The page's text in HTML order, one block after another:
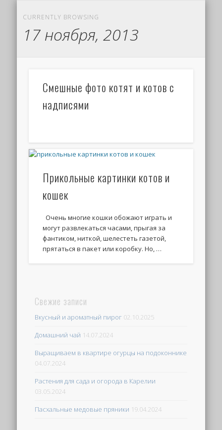
CURRENTLY BROWSING
17 ноября, 2013
Смешные фото котят и котов с
надписями
Прикольные картинки котов и
кошек
Очень многие кошки обожают играть и
могут развлекаться часами, прыгая за
фантиком, ниткой, шелестеть газетой,
прятаться в пакет или коробку. Но, …
Свежие записи
Вкусный и ароматный пирог 02.10.2025
Домашний чай 14.07.2024
Выращиваем в квартире огурцы на подоконнике
04.07.2024
Растения для сада и огорода в Карелии
03.05.2024
Пасхальные медовые пряники 19.04.2024